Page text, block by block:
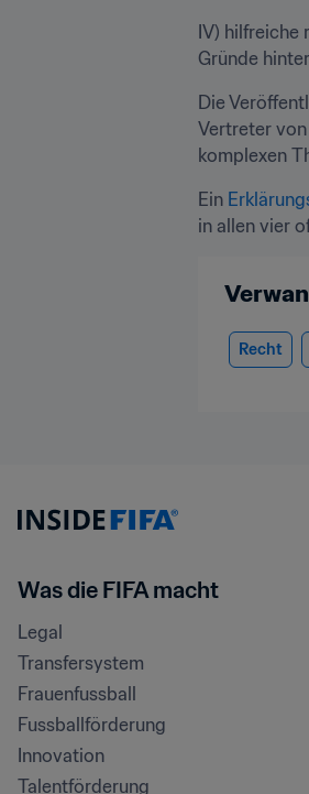
IV) hilfreiche
Gründe
Die
Vertreter
komplexen
Ein
in allen vier
Recht
Was die FIFA macht
Legal
Transfersystem
Frauenfussball
Fussballförderung
Innovation
Talentförderung